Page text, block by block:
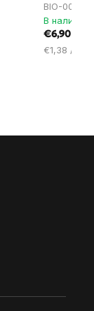
BIO-001
В
€6,90
Цена
€1,38 / 100